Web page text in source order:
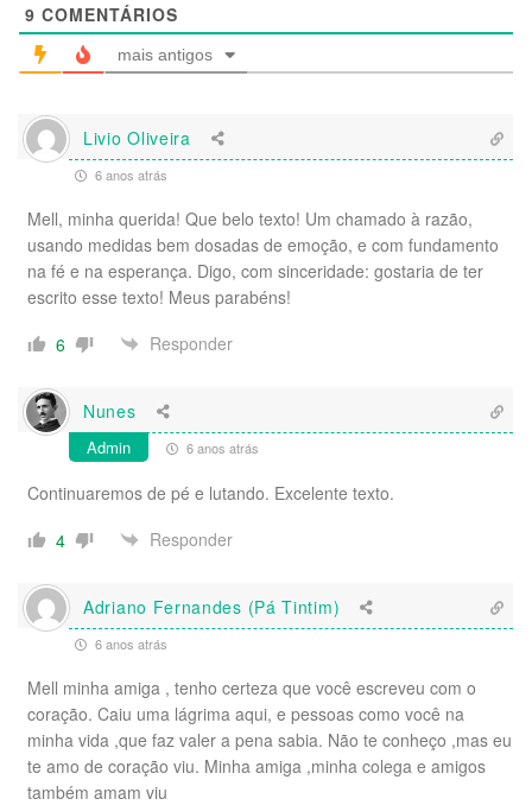
9 COMENTÁRIOS
mais antigos
Livio Oliveira
6 anos atrás
Mell, minha querida! Que belo texto! Um chamado à razão,
usando medidas bem dosadas de emoção, e com fundamento
na fé e na esperança. Digo, com sinceridade: gostaria de ter
escrito esse texto! Meus parabéns!
6
Responder
Nunes
Admin 6 anos atrás
Continuaremos de pé e lutando. Excelente texto.
4
Responder
Adriano Fernandes (Pá Tintim)
6 anos atrás
Mell minha amiga , tenho certeza que você escreveu com o
coração. Caiu uma lágrima aqui, e pessoas como você na
minha vida ,que faz valer a pena sabia. Não te conheço ,mas eu
te amo de coração viu. Minha amiga ,minha colega e amigos
também amam viu